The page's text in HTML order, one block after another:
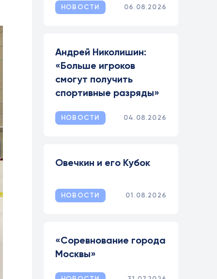
НОВОСТИ 06.08.2026
Андрей Николишин:
«Больше игроков
смогут получить
спортивные разряды»
НОВОСТИ 04.08.2026
Овечкин и его Кубок
НОВОСТИ 01.08.2026
«Соревнование города
Москвы»